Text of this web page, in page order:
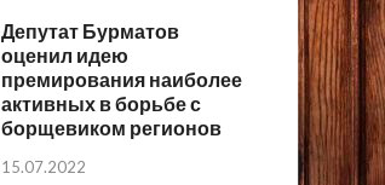
Депутат Бурматов
оценил идею
премирования наиболее
активных в борьбе с
борщевиком регионов
15.07.2022